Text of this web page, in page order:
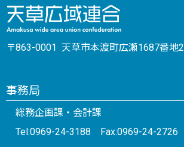
〒863-0001 天草市本渡町広瀬1687番地2
事務局
総務企画課・会計課
Tel:0969-24-3188 Fax:0969-24-2726